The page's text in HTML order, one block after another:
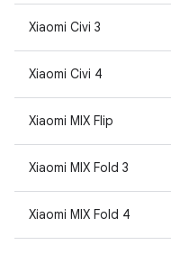
Xiaomi Civi 3
Xiaomi Civi 4
Xiaomi MIX Flip
Xiaomi MIX Fold 3
Xiaomi MIX Fold 4